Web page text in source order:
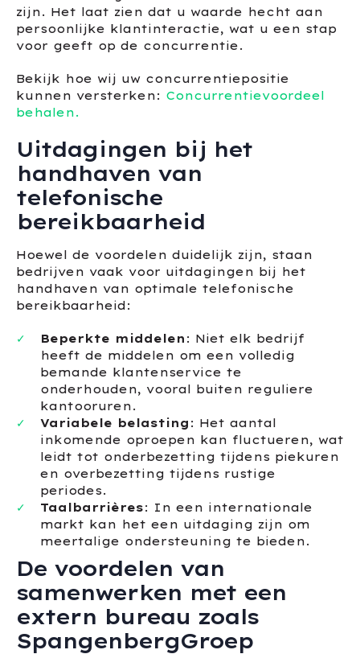
zijn. Het laat zien dat u waarde hecht aan
persoonlijke klantinteractie, wat u een stap
voor geeft op de concurrentie.
Bekijk hoe wij uw concurrentiepositie
kunnen versterken: Concurrentievoordeel
behalen.
Uitdagingen bij het
handhaven van
telefonische
bereikbaarheid
Hoewel de voordelen duidelijk zijn, staan
bedrijven vaak voor uitdagingen bij het
handhaven van optimale telefonische
bereikbaarheid:
Beperkte middelen : Niet elk bedrijf
heeft de middelen om een volledig
bemande klantenservice te
onderhouden, vooral buiten reguliere
kantooruren.
Variabele belasting : Het aantal
inkomende oproepen kan fluctueren, wat
leidt tot onderbezetting tijdens piekuren
en overbezetting tijdens rustige
periodes.
Taalbarrières: In een internationale
markt kan het een uitdaging zijn om
meertalige ondersteuning te bieden.
De voordelen van
samenwerken met een
extern bureau zoals
SpangenbergGroep